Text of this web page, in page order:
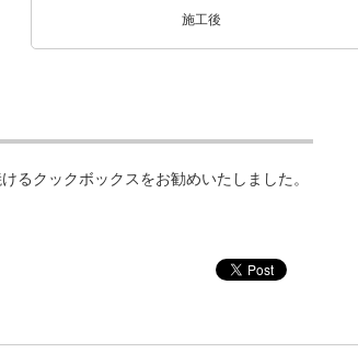
施工後
るクックボックスをお勧めいたしました。